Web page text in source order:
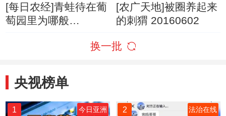
[每日农经]青蛙待在葡
萄园里为哪般
[农广天地]被圈养起来
的刺猬 20160602
换一批
央视榜单
1 今日亚洲 2 法治在线